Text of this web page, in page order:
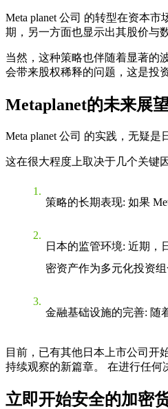
Meta planet 公司 的转型在资本市
期，另一方面也显示出其股价与
当然，这种策略也伴随着显著的
会带来股权稀释的问题，这是投
Metaplanet的未来展
Meta planet 公司 的实践，无疑是
这在很大程度上取决于几个关键
策略的长期表现: 如果
日本的监管环境: 近期，
密资产作为多元化投资
金融基础设施的完善: 随
目前，已有其他日本上市公司开
持续观察的新篇章。 在进行任何
立即开始安全的加密